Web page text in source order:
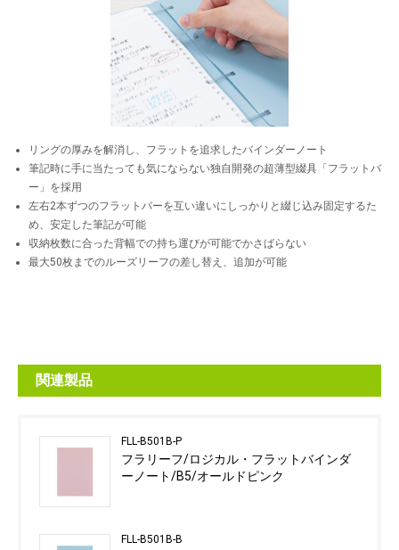
リングの厚みを解消し、フラットを追求したバインダーノート
筆記時に手に当たっても気にならない独自開発の超薄型綴具「フラットバ
ー」を採用
左右2本ずつのフラットバーを互い違いにしっかりと綴じ込み固定するた
め、安定した筆記が可能
収納枚数に合った背幅での持ち運びが可能でかさばらない
最大50枚までのルーズリーフの差し替え、追加が可能
関連製品
FLL-B501B-P
フラリーフ/ロジカル・フラットバインダ
ーノート/B5/オールドピンク
FLL-B501B-B